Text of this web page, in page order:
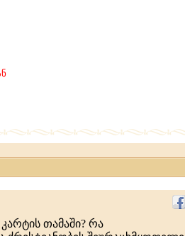
თამაში? რა